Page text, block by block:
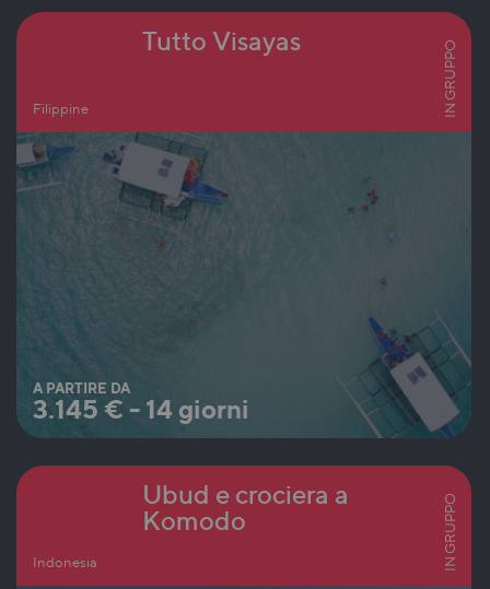
Filippine
Tutto Visayas IN GRUPPO
A PARTIRE DA
3.145 € - 14 giorni
Indonesia
Ubud e crociera a
Komodo
IN GRUPPO